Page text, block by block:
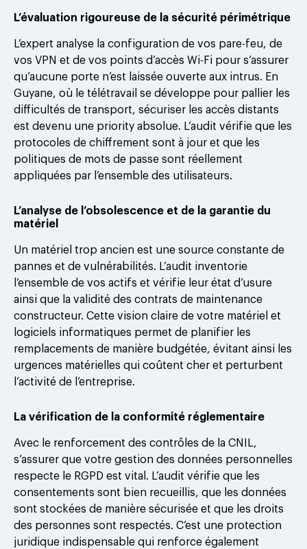
L’évaluation rigoureuse de la sécurité périmétrique
L’expert analyse la configuration de vos pare-feu, de
vos VPN et de vos points d’accès Wi-Fi pour s’assurer
qu’aucune porte n’est laissée ouverte aux intrus. En
Guyane, où le télétravail se développe pour pallier les
difficultés de transport, sécuriser les accès distants
est devenu une priority absolue. L’audit vérifie que les
protocoles de chiffrement sont à jour et que les
politiques de mots de passe sont réellement
appliquées par l’ensemble des utilisateurs.
L’analyse de l’obsolescence et de la garantie du
matériel
Un matériel trop ancien est une source constante de
pannes et de vulnérabilités. L’audit inventorie
l’ensemble de vos actifs et vérifie leur état d’usure
ainsi que la validité des contrats de maintenance
constructeur. Cette vision claire de votre matériel et
logiciels informatiques permet de planifier les
remplacements de manière budgétée, évitant ainsi les
urgences matérielles qui coûtent cher et perturbent
l’activité de l’entreprise.
La vérification de la conformité réglementaire
Avec le renforcement des contrôles de la CNIL,
s’assurer que votre gestion des données personnelles
respecte le RGPD est vital. L’audit vérifie que les
consentements sont bien recueillis, que les données
sont stockées de manière sécurisée et que les droits
des personnes sont respectés. C’est une protection
juridique indispensable qui renforce également